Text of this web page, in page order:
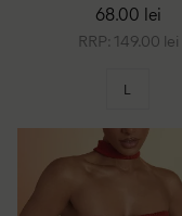
68.00 lei
RRP: 149.00 lei
L